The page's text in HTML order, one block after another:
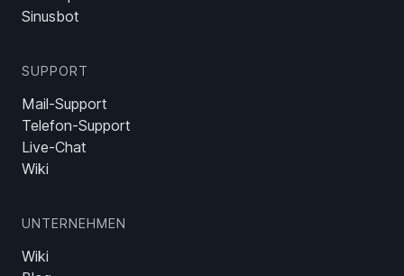
Sinusbot
SUPPORT
Mail-Support
Telefon-Support
Live-Chat
Wiki
UNTERNEHMEN
Wiki